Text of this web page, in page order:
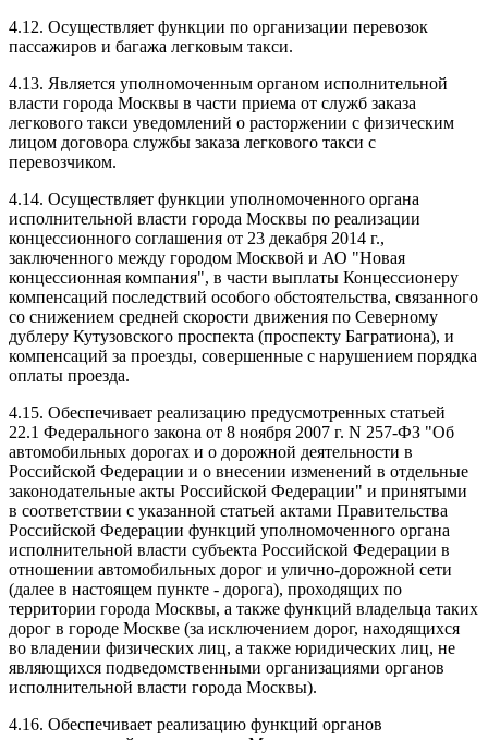
4.12. Осуществляет функции по организации перевозок
пассажиров и багажа легковым такси.
4.13. Является уполномоченным органом исполнительной
власти города Москвы в части приема от служб заказа
легкового такси уведомлений о расторжении с физическим
лицом договора службы заказа легкового такси с
перевозчиком.
4.14. Осуществляет функции уполномоченного органа
исполнительной власти города Москвы по реализации
концессионного соглашения от 23 декабря 2014 г.,
заключенного между городом Москвой и АО "Новая
концессионная компания", в части выплаты Концессионеру
компенсаций последствий особого обстоятельства, связанного
со снижением средней скорости движения по Северному
дублеру Кутузовского проспекта (проспекту Багратиона), и
компенсаций за проезды, совершенные с нарушением порядка
оплаты проезда.
4.15. Обеспечивает реализацию предусмотренных статьей
22.1 Федерального закона от 8 ноября 2007 г. N 257-ФЗ "Об
автомобильных дорогах и о дорожной деятельности в
Российской Федерации и о внесении изменений в отдельные
законодательные акты Российской Федерации" и принятыми
в соответствии с указанной статьей актами Правительства
Российской Федерации функций уполномоченного органа
исполнительной власти субъекта Российской Федерации в
отношении автомобильных дорог и улично-дорожной сети
(далее в настоящем пункте - дорога), проходящих по
территории города Москвы, а также функций владельца таких
дорог в городе Москве (за исключением дорог, находящихся
во владении физических лиц, а также юридических лиц, не
являющихся подведомственными организациями органов
исполнительной власти города Москвы).
4.16. Обеспечивает реализацию функций органов